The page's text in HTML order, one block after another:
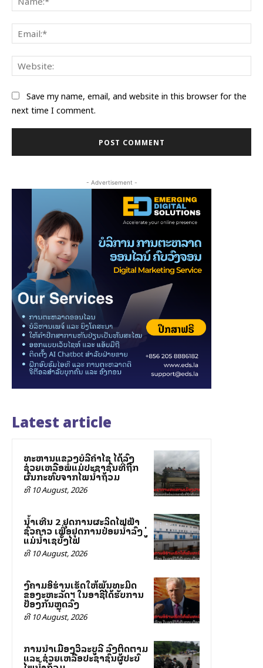
Save my name, email, and website in this browser for the
next time I comment.
- Advertisement -
Latest article
ທະຫານແຂວງບໍລີຄຳໄຊ ໄດ້ລົງ
ຊ່ວຍເຫລືອພໍ່ແມ່ປະຊາຊົນທີ່ຖືກ
ຜົນກະທົບຈາກໄພນ້ຳຖ້ວມ
ທີ 10 August, 2026
ນໍ້າເທີນ 2 ຢຸດການຜະລິດໄຟຟ້າ
ຊົ່ວຄາວ ເພື່ອຢຸດການປ່ອຍນໍ້າລົງສູ່
ແມ່ນໍ້າເຊບັ້ງໄຟ
ທີ 10 August, 2026
ສົງຄາມອິຮ່ານເຮັດໃຫ້ພັນທະມິດ
ຂອງສະຫະລັດฯ ໃນອາຊີໄດ້ຮັບການ
ປ້ອງກັນຫຼຸດລົງ
ທີ 10 August, 2026
ການນຳເມືອງວິລະບູລີ ລົງຕິດຕາມ
ແລະ ຊ່ວຍເຫລືອປະຊາຊົນຜູ້ປະສົບ